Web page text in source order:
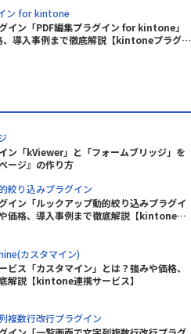
ン for kintone
イン「PDF編集プラグイン for kintone」
、導入事例まで徹底解説【kintoneプラグイ
ン「kViewer」と「フォームブリッジ」を
ージ』の作り方
絞り込みプラグイン
ン「ルックアップ動的絞り込みプラグイ
価格、導入事例まで徹底解説【kintoneプ
カスタマイン)
ス「カスタマイン」とは？強みや価格、
解説【kintone連携サービス】
複数行改行プラグイン